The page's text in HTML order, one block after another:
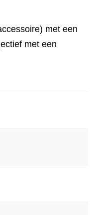
met een
met een